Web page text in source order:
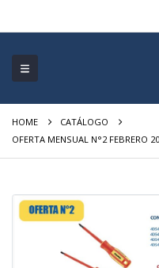
HOME
CATÁLOGO
OFERTA MENSUAL N°2 FEBRERO